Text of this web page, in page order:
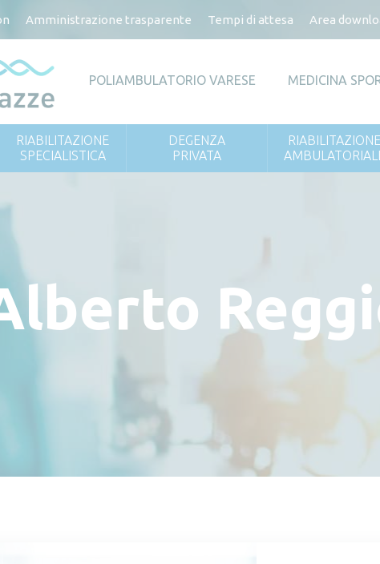
Amministrazione trasparente Tempi di attesa Area
POLIAMBULATORIO VARESE MEDICINA
RIABILITAZIONE
SPECIALISTICA
DEGENZA
PRIVATA
RIABILITAZIONE